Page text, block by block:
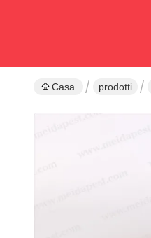
Casa. prodotti